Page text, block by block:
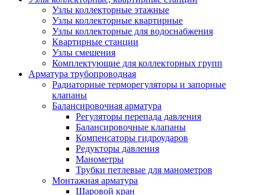
Узлы коллекторные этажные
Узлы коллекторные квартирные
Узлы коллекторные для водоснабжения
Квартирные станции
Узлы смешения
Комплектующие для коллекторных групп
Арматура трубопроводная
Радиаторные терморегуляторы и запорные
клапаны
Балансировочная арматура
Регуляторы перепада давления
Балансировочные клапаны
Компенсаторы гидроударов
Редукторы давления
Манометры
Трубки петлевые для манометров
Монтажная арматура
Шаровой кран